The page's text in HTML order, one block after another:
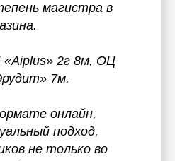
магистра в
2г 8м, ОЦ
7м.
онлайн,
подход,
не только во